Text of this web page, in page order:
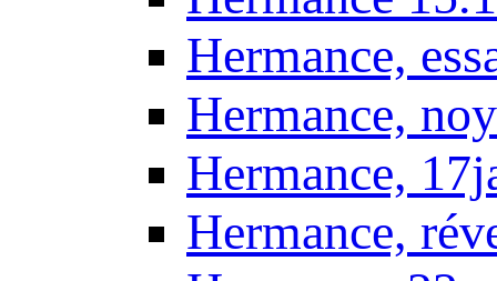
Hermance,
Hermance,
Hermance,
Hermance,